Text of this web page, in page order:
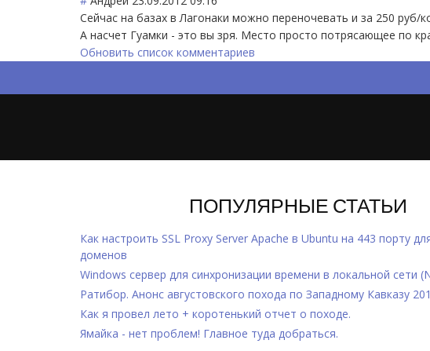
Сейчас на базах в Лагонаки можно переночевать и за 250 руб/
А насчет Гуамки - это вы зря. Место просто потрясающее по
Обновить список комментариев
ПОПУЛЯРНЫЕ СТАТЬИ
Как настроить SSL Proxy Server Apache в Ubuntu на 443 порту
доменов
Windows cервер для синхронизации времени в локальной сети
Ратибор. Анонс августовского похода по Западному Кавказу
Как я провел лето + коротенький отчет о походе.
Ямайка - нет проблем! Главное туда добраться.